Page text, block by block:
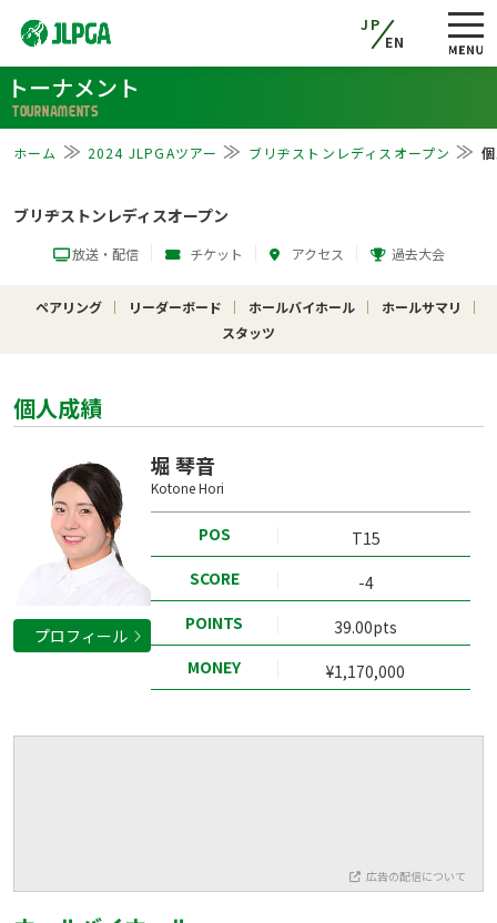
JP
EN
トーナメント
TOURNAMENTS
ホーム 2024 JLPGAツアー ブリヂストンレディスオープン
ブリヂストンレディスオープン
放送・配信 チケット アクセス 過去大会
ペアリング リーダーボード ホールバイホール
ホールサマリ
スタッツ
個人成績
プロフィール
堀 琴音
Kotone Hori
POS
T15
SCORE
-4
POINTS
39.00pts
MONEY
¥1,170,000
広告の配信について